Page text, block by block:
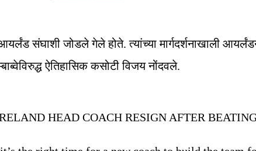
संघाशी जोडले गेले होते. त्यांच्या मार्गदर्शनाखाली
ऐतिहासिक कसोटी विजय नोंदवले.
HEAD COACH RESIGN AFTER